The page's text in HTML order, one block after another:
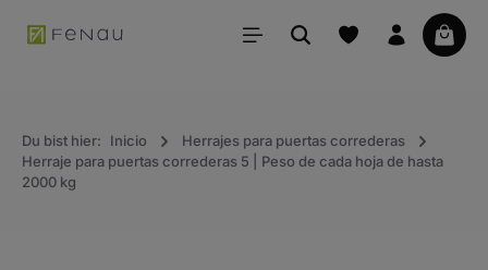
principal La
Du bist hier: Inicio
Herrajes para puertas correderas
Herraje para puertas correderas 5 | Peso de cada hoja de hasta
2000 kg